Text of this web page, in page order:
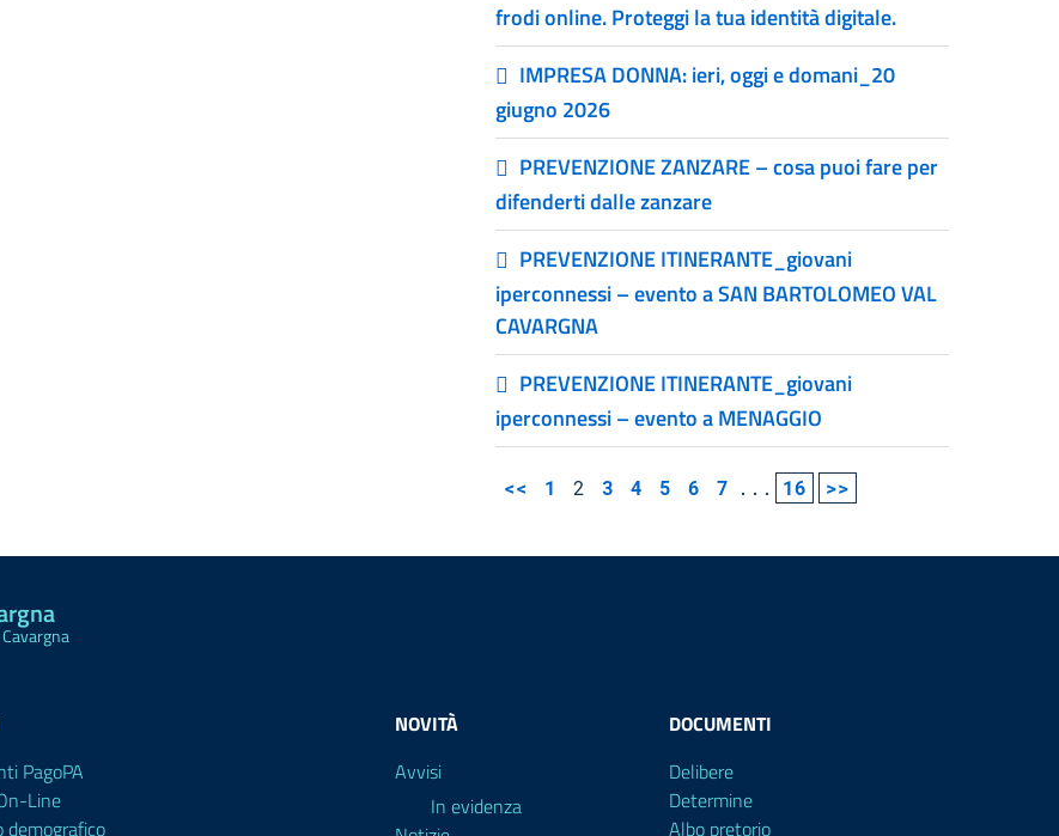
frodi online. Proteggi la tua identità digitale.
IMPRESA DONNA: ieri, oggi e domani_20
giugno 2026
PREVENZIONE ZANZARE – cosa puoi fare per
difenderti dalle zanzare
PREVENZIONE ITINERANTE_giovani
iperconnessi – evento a SAN BARTOLOMEO VAL
CAVARGNA
PREVENZIONE ITINERANTE_giovani
iperconnessi – evento a MENAGGIO
<< 1 2 3 4 5 6 7 ... 16 >>
PagoPA
Line
demografico
NOVITÀ
Avvisi
In evidenza
DOCUMENTI
Delibere
Determine
Albo pretorio